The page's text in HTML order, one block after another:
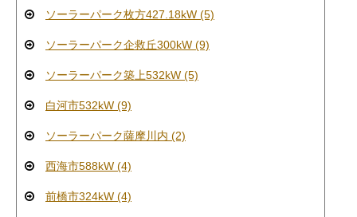
ソーラーパーク枚方427.18kW (5)
ソーラーパーク企救丘300kW (9)
ソーラーパーク築上532kW (5)
白河市532kW (9)
ソーラーパーク薩摩川内 (2)
西海市588kW (4)
前橋市324kW (4)